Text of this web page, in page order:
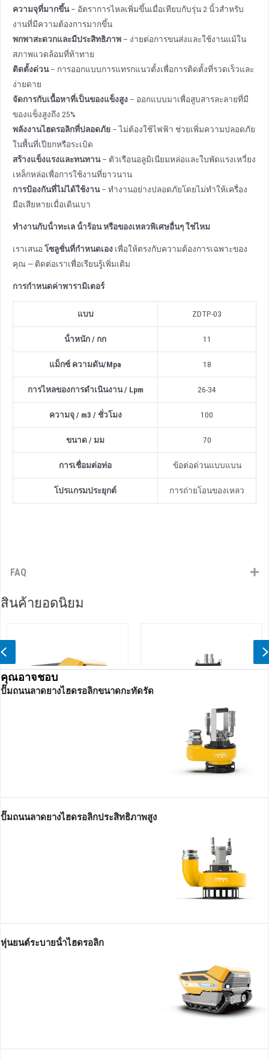
ความจุที่มากขึ้น– อัตราการไหลเพิ่มขึ้นเมื่อเทียบกับรุ่น 2 นิ้วสําหรับ
งานที่มีความต้องการมากขึ้น
พกพาสะดวกและมีประสิทธิภาพ – ง่ายต่อการขนส่งและใช้งานแม้ใน
สภาพแวดล้อมที่ท้าทาย
ติดตั้งด่วน– การออกแบบการแทรกแนวตั้งเพื่อการติดตั้งที่รวดเร็วและ
ง่ายดาย
จัดการกับเนื้อหาที่เป็นของแข็งสูง – ออกแบบมาเพื่อสูบสารละลายที่มี
ของแข็งสูงถึง 25%
พลังงานไฮดรอลิกที่ปลอดภัย – ไม่ต้องใช้ไฟฟ้า ช่วยเพิ่มความปลอดภัย
ในพื้นที่เปียกหรือระเบิด
สร้างแข็งแรงและทนทาน– ตัวเรือนอลูมิเนียมหล่อและใบพัดแรงเหวี่ยง
เหล็กหล่อเพื่อการใช้งานที่ยาวนาน
การป้องกันที่ไม่ได้ใช้งาน– ทํางานอย่างปลอดภัยโดยไม่ทําให้เครื่อง
มือเสียหายเมื่อเดินเบา
ทํางานกับน้ําทะเล น้ําร้อน หรือของเหลวพิเศษอื่นๆ ใช่ไหม
เราเสนอ โซลูชั่นที่กําหนดเอง เพื่อให้ตรงกับความต้องการเฉพาะของ
คุณ — ติดต่อเราเพื่อเรียนรู้เพิ่มเติม
การกําหนดค่าพารามิเตอร์
แบบ ZDTP-03
น้ําหนัก / กก 11
แม็กซ์ ความดัน/Mpa 18
การไหลของการดําเนินงาน / Lpm 26-34
ความจุ / m3 / ชั่วโมง 100
ขนาด / มม 70
การเชื่อมต่อท่อ ข้อต่อด่วนแบบแบน
โปรแกรมประยุกต์ การถ่ายโอนของเหลว
FAQ
สินค้ายอดนิยม
ปั๊มถนนลาดยางไฮดรอ
ประสิทธิภาพสูง
Previous
คุณอาจชอบ
ปั๊มถนนลาดยางไฮดรอลิกขนาดกะทัดรัด
ปั๊มถนนลาดยางไฮดรอลิกประสิทธิภาพสูง
หุ่นยนต์ระบายน้ําไฮดรอลิก